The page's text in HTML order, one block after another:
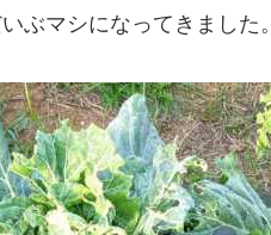
ぶマシになってきました。